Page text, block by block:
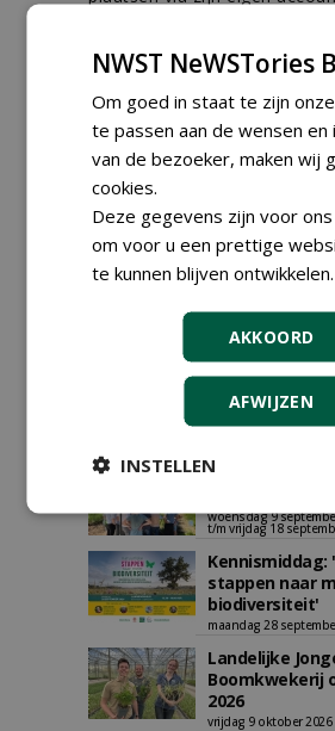
AGENDA
zet eenjarige
centraal in
donderdag 27
DCM
2 september
dinsdag 1 september
Data
woensdag 9
t/m vrijdag 18
stappen naar
biodiversiteit'
maandag 28
Landelijke
Boomkwekerij
2026
vrijdag 9 oktober 2026
NWST NeWSTories
Om goed in staat te zijn
te passen aan de wensen
van de bezoeker, maken wij
cookies.
Deze gegevens zijn voor
om voor u een prettige
te kunnen blijven ontwikkelen.
AKKOORD
AFWIJZEN
INSTELLEN